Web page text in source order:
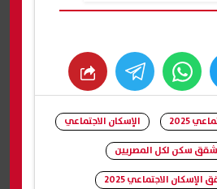
whats
2025
الإسكان الاجتماعي
شقق سكن لكل المصريين
الإسكان الاجتماعي 2025